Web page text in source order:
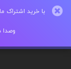
وصدا